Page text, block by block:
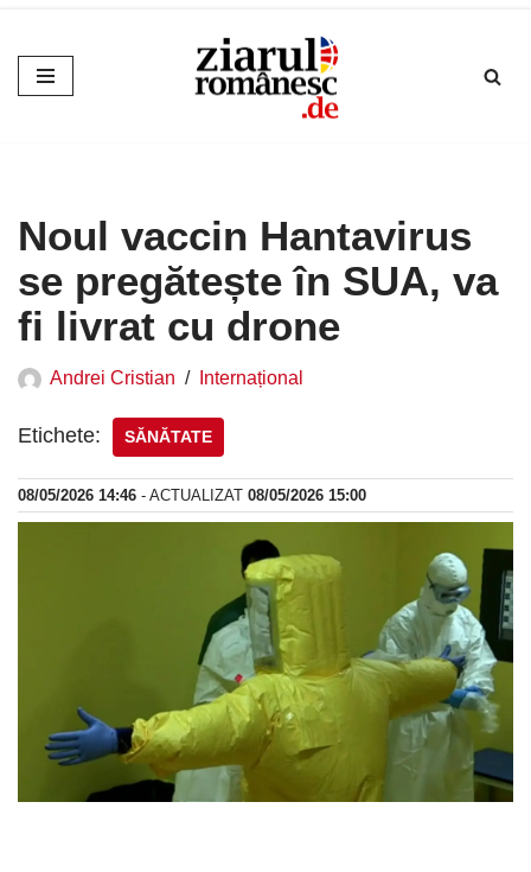
Sari
la
Noul vaccin Hantavirus
se pregătește în SUA, va
fi livrat cu drone
Andrei Cristian Internațional
Etichete: SĂNĂTATE
08/05/2026 14:46 - ACTUALIZAT 08/05/2026 15:00